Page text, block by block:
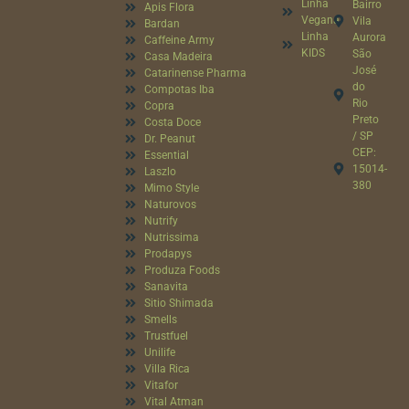
Apis Flora
Bardan
Caffeine Army
Casa Madeira
Catarinense Pharma
Compotas Iba
Copra
Costa Doce
Dr. Peanut
Essential
Laszlo
Mimo Style
Naturovos
Nutrify
Nutrissima
Prodapys
Produza Foods
Sanavita
Sitio Shimada
Smells
Trustfuel
Unilife
Villa Rica
Vitafor
Vital Atman
Linha
Vegana
Linha
KIDS
Bairro
Vila
Aurora
São
José
do
Rio
Preto
/ SP
CEP:
15014-
380